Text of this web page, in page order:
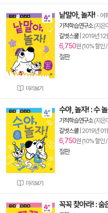
미리보기
낱말아, 놀자! - 어
기적학습연구소(지은
길벗스쿨| 2019년 12
6,750원 (10% 할인
절판
미리보기
수야, 놀자! : 수 놀
기적학습연구소(지은
길벗스쿨| 2019년 01
6,750원 (10% 할인
절판
꼭꼭 찾아라! : 숨